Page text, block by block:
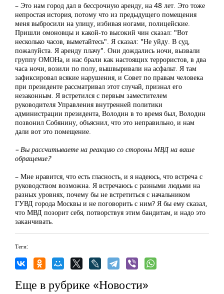
– Это нам город дал в бессрочную аренду, на 48 лет. Это тоже
непростая история, потому что из предыдущего помещения
меня выбросили на улицу, избивая ногами, полицейские.
Пришли омоновцы и какой-то высокий чин сказал: "Вот
несколько часов, выметайтесь". Я сказал: "Не уйду. В суд,
пожалуйста. Я аренду плачу". Они дождались ночи, вызвали
группу ОМОНа, и нас брали как настоящих террористов, в два
часа ночи, возили по полу, вышвыривали на асфальт. Я там
зафиксировал всякие нарушения, и Совет по правам человека
при президенте рассматривал этот случай, признал его
незаконным. Я встретился с первым заместителем
руководителя Управления внутренней политики
администрации президента, Володин в то время был, Володин
позвонил Собянину, объяснил, что это неправильно, и нам
дали вот это помещение.
– Вы рассчитываете на реакцию со стороны МВД на ваше
обращение?
– Мне нравится, что есть гласность, и я надеюсь, что встреча с
руководством возможна. Я встречаюсь с разными людьми на
разных уровнях, почему бы не встретиться с начальником
ГУВД города Москвы и не поговорить с ним? Я бы ему сказал,
что МВД позорит себя, потворствуя этим бандитам, и надо это
заканчивать.
Теги:
Еще в рубрике «Новости»